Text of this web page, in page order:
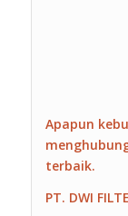
Apapun
terbaik.
PT. DWI